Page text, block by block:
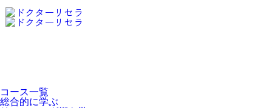
Dr.Recella Academy
について
コース一覧
総合的に学ぶ